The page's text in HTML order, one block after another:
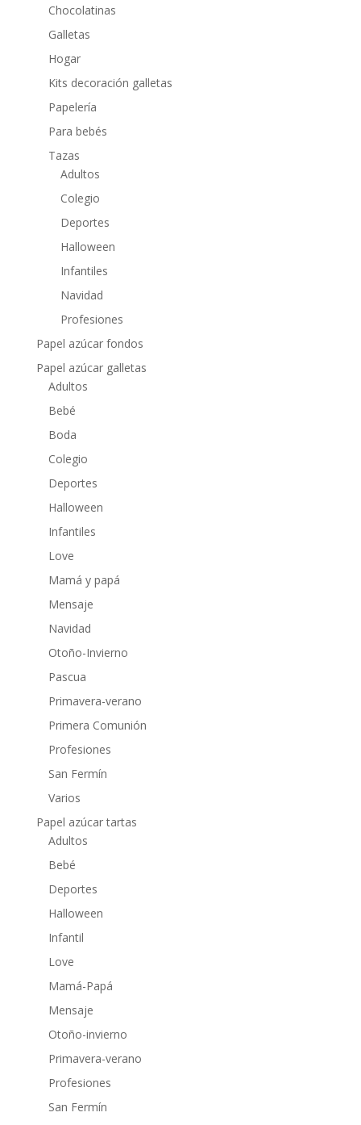
Chocolatinas
Galletas
Hogar
Kits decoración galletas
Papelería
Para bebés
Tazas
Adultos
Colegio
Deportes
Halloween
Infantiles
Navidad
Profesiones
Papel azúcar fondos
Papel azúcar galletas
Adultos
Bebé
Boda
Colegio
Deportes
Halloween
Infantiles
Love
Mamá y papá
Mensaje
Navidad
Otoño-Invierno
Pascua
Primavera-verano
Primera Comunión
Profesiones
San Fermín
Varios
Papel azúcar tartas
Adultos
Bebé
Deportes
Halloween
Infantil
Love
Mamá-Papá
Mensaje
Otoño-invierno
Primavera-verano
Profesiones
San Fermín